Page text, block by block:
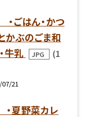
はん・かつ
かぶのごま和
牛乳
JPG
(1
21
野菜カレ